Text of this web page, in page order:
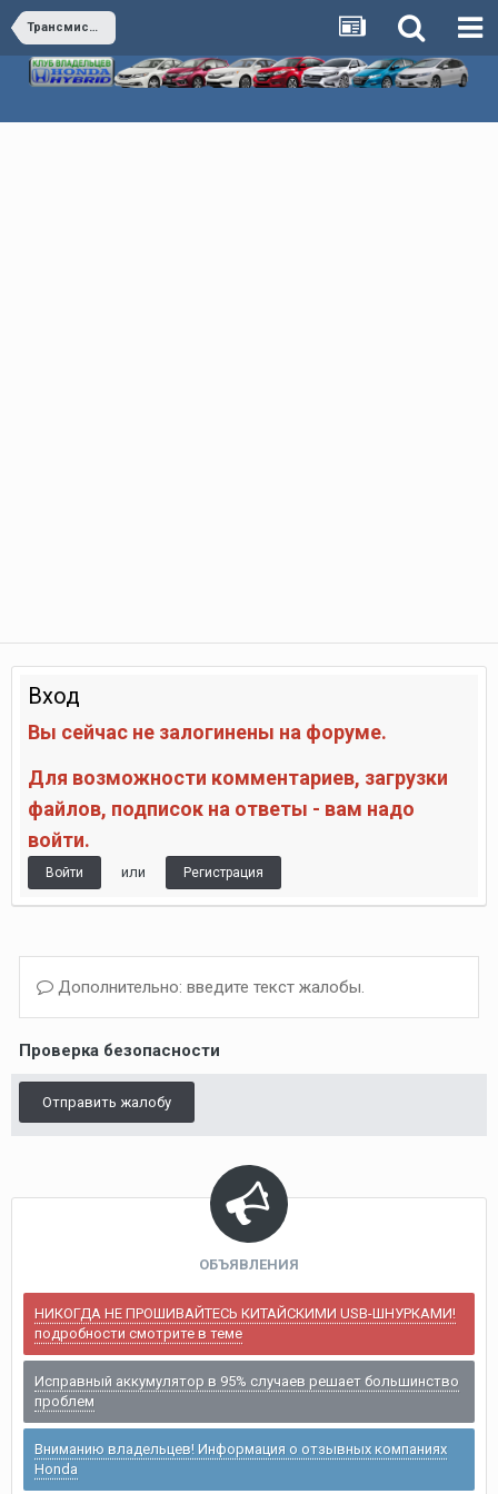
Трансмиссия
Вход
Вы сейчас не залогинены на форуме.
Для возможности комментариев, загрузки
файлов, подписок на ответы - вам надо
войти.
Войти или Регистрация
Дополнительно: введите текст жалобы.
Проверка безопасности
Отправить жалобу
ОБЪЯВЛЕНИЯ
НИКОГДА НЕ ПРОШИВАЙТЕСЬ КИТАЙСКИМИ USB-ШНУРКАМИ!
подробности смотрите в теме
Исправный аккумулятор в 95% случаев решает большинство
проблем
Вниманию владельцев! Информация о отзывных компаниях
Honda